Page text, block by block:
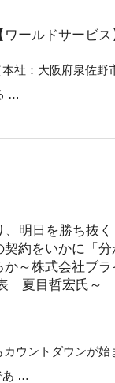
ールドサービス
社：大阪府泉佐野
…
、明日を勝ち抜
約をいかに「分
か～株式会社ブ
夏目哲宏氏～
ウントダウンが始
あ …